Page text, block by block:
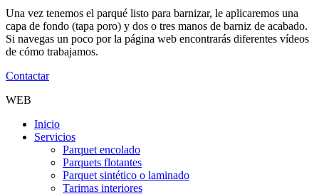
Una vez tenemos el parqué listo para barnizar, le aplicaremos una
capa de fondo (tapa poro) y dos o tres manos de barniz de acabado.
Si navegas un poco por la página web encontrarás diferentes vídeos
de cómo trabajamos.
Contactar
WEB
Inicio
Servicios
Parquet encolado
Parquets flotantes
Parquet sintético o laminado
Tarimas interiores